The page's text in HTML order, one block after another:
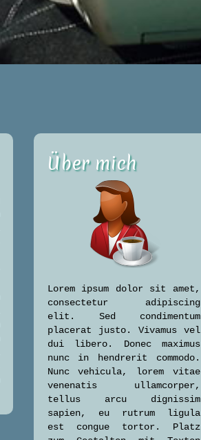
Über mich
Lorem ipsum dolor sit amet,
consectetur adipiscing
elit. Sed condimentum
placerat justo. Vivamus vel
dui libero. Donec maximus
nunc in hendrerit commodo.
Nunc vehicula, lorem vitae
venenatis ullamcorper,
tellus arcu dignissim
sapien, eu rutrum ligula
est congue tortor. Platz